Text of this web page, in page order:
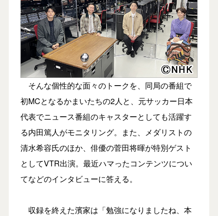
そんな個性的な面々のトークを、同局の番組で
初MCとなるかまいたちの2人と、元サッカー日本
代表でニュース番組のキャスターとしても活躍す
る内田篤人がモニタリング。また、メダリストの
清水希容氏のほか、俳優の菅田将暉が特別ゲスト
としてVTR出演。最近ハマったコンテンツについ
てなどのインタビューに答える。
収録を終えた濱家は「勉強になりましたね、本